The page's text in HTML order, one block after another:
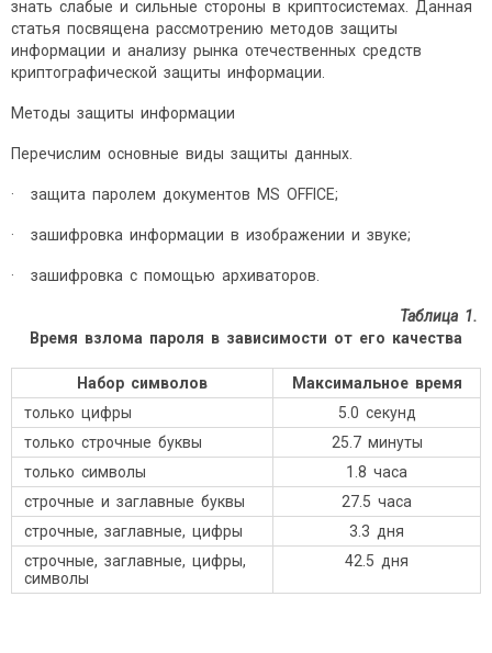
знать слабые и сильные стороны в криптосистемах. Данная
статья посвящена рассмотрению методов защиты
информации и анализу рынка отечественных средств
криптографической защиты информации.
Методы защиты информации
Перечислим основные виды защиты данных.
· защита паролем документов MS OFFICE;
· зашифровка информации в изображении и звуке;
· зашифровка с помощью архиваторов.
Таблица 1.
Время взлома пароля в зависимости от его качества
Набор символов
Максимальное время
только цифры
5.0 секунд
только строчные буквы
25.7 минуты
только символы
1.8 часа
строчные и заглавные буквы
27.5 часа
строчные, заглавные, цифры
3.3 дня
строчные, заглавные, цифры,
символы
42.5 дня